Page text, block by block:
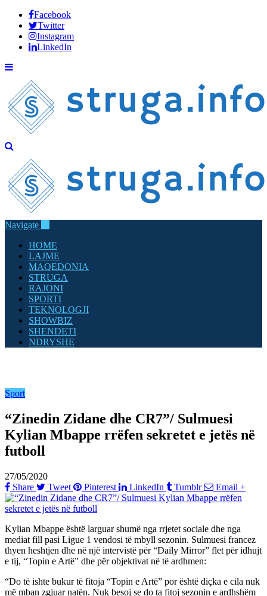
Facebook
Twitter
Instagram
LinkedIn
Navigate
HOME
LAJME
MAQEDONIA
STRUGA
RAJONI
SPORTI
TEKNOLOGJI
SHOWBIZ
SHENDETI
NDRYSHE
Sport
“Zinedin Zidane dhe CR7”/ Sulmuesi
Kylian Mbappe rrëfen sekretet e jetës në
futboll
27/05/2020
Share
Tweet Pinterest LinkedIn Tumblr Email +
Kylian Mbappe është larguar shumë nga rrjetet sociale dhe nga
mediat fill pasi Ligue 1 vendosi të mbyll sezonin. Sulmuesi francez
thyen heshtjen dhe në një intervistë për “Daily Mirror” flet për idhujt
e tij, “Topin e Artë” dhe për objektivat në të ardhmen:
“Do të ishte bukur të fitoja “Topin e Artë” por është diçka e cila nuk
më mban zgjuar natën. Nuk besoj se do ta fitoj sezonin e ardhshëm